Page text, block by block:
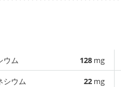
ウム 128 mg
シウム
22 mg